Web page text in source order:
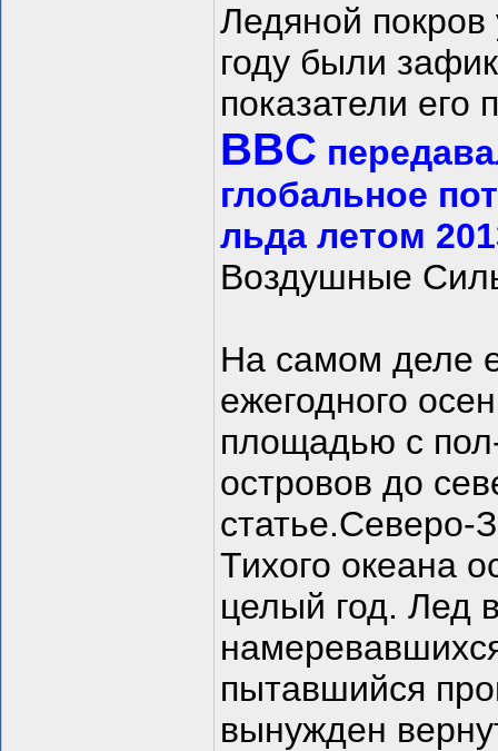
Ледяной покров
году были
показатели
BBC
глобальное
льда летом
Воздушные
На самом деле
ежегодного
площадью с
островов до
статье.Северо-
Тихого океана
целый год. Лед
пытавшийся
вынужден